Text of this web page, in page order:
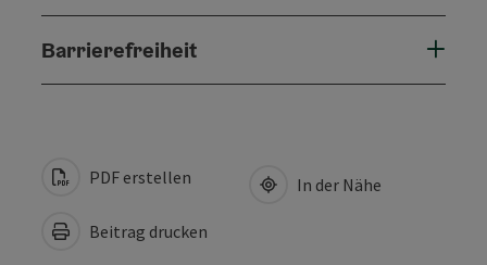
Barrierefreiheit
PDF erstellen
Beitrag drucken
In der Nähe